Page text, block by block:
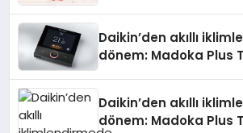
Daikin’den akıllı
dönem: Madoka Plus
Daikin’den akıllı
dönem: Madoka Plus